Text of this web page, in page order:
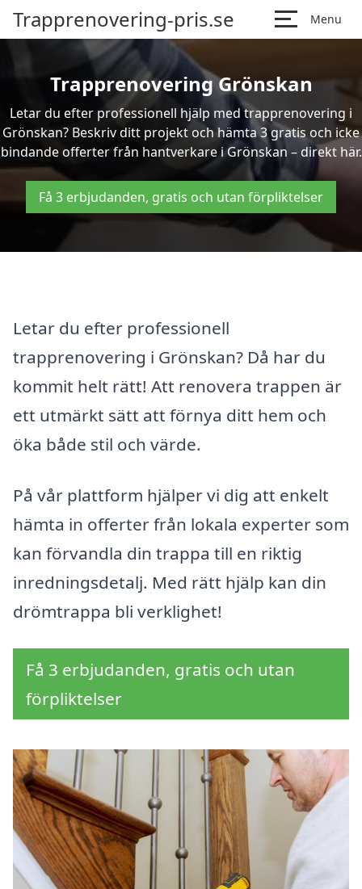
Trapprenovering-pris.se Menu
Trapprenovering Grönskan
Letar du efter professionell hjälp med trapprenovering i
Grönskan? Beskriv ditt projekt och hämta 3 gratis och icke
bindande offerter från hantverkare i Grönskan – direkt här.
Få 3 erbjudanden, gratis och utan förpliktelser
Letar du efter professionell
trapprenovering i Grönskan? Då har du
kommit helt rätt! Att renovera trappen är
ett utmärkt sätt att förnya ditt hem och
öka både stil och värde.
På vår plattform hjälper vi dig att enkelt
hämta in offerter från lokala experter som
kan förvandla din trappa till en riktig
inredningsdetalj. Med rätt hjälp kan din
drömtrappa bli verklighet!
Få 3 erbjudanden, gratis och utan
förpliktelser